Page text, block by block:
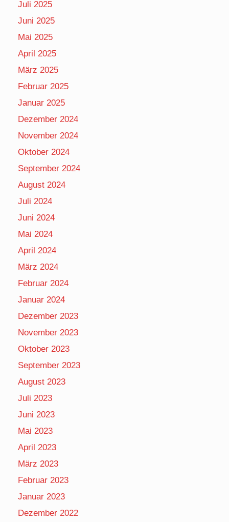
Juli 2025
Juni 2025
Mai 2025
April 2025
März 2025
Februar 2025
Januar 2025
Dezember 2024
November 2024
Oktober 2024
September 2024
August 2024
Juli 2024
Juni 2024
Mai 2024
April 2024
März 2024
Februar 2024
Januar 2024
Dezember 2023
November 2023
Oktober 2023
September 2023
August 2023
Juli 2023
Juni 2023
Mai 2023
April 2023
März 2023
Februar 2023
Januar 2023
Dezember 2022